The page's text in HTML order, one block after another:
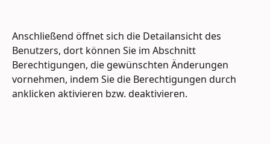
Anschließend öffnet sich die Detailansicht des
Benutzers, dort können Sie im Abschnitt
Berechtigungen, die gewünschten Änderungen
vornehmen, indem Sie die Berechtigungen durch
anklicken aktivieren bzw. deaktivieren.